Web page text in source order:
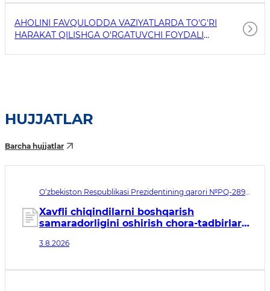
AHOLINI FAVQULODDA VAZIYATLARDA TO'G'RI
HARAKAT QILISHGA O'RGATUVCHI FOYDALI
HUJJATLAR
Barcha hujjatlar
O‘zbekiston Respublikasi Prezidentining qarori №PQ-289.
04.08.2026
Xavfli chiqindilarni boshqarish
samaradorligini oshirish chora-tadbirlari
3.8.2026